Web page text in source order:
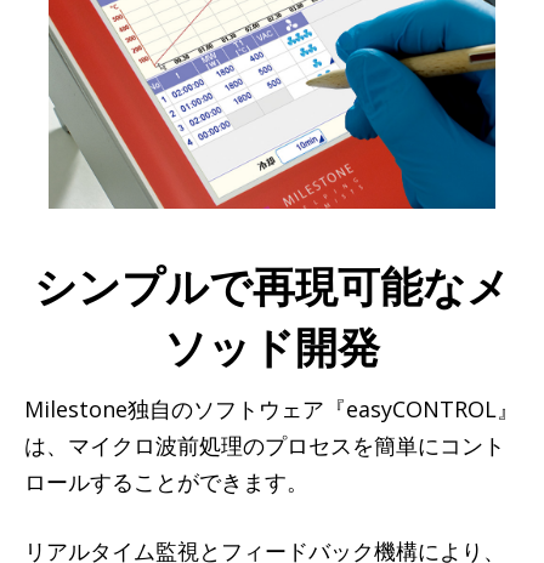
シンプルで再現可能なメ
ソッド開発
Milestone独自のソフトウェア『easyCONTROL』
は、マイクロ波前処理のプロセスを簡単にコント
ロールすることができます。
リアルタイム監視とフィードバック機構により、